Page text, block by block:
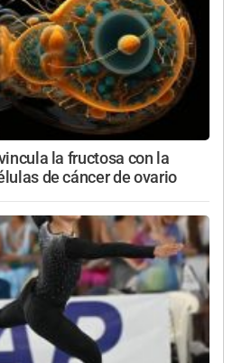
la fructosa con la
de cáncer de ovario